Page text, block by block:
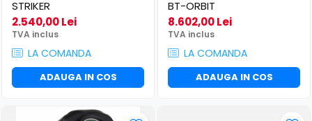
Sisteme asistență auditivă
Procesoare & Convertoare
​​Descărcare
​​Lumină UV și neagră
Alimentare & Distribuție
Dimmer & Switch Packs
STRIKER
2.540,00 Lei
TVA inclus
LA COMANDA
ADAUGA IN COS
BT-ORBIT
8.602,00 Lei
TVA inclus
LA COMANDA
ADAUGA IN COS